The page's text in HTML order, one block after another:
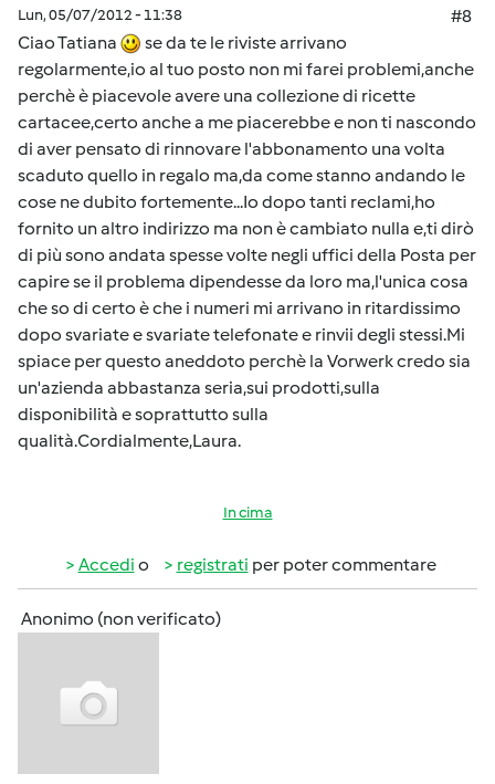
Lun, 05/07/2012 - 11:38
#8
Ciao Tatiana
se da te le riviste arrivano
regolarmente,io al tuo posto non mi farei problemi,anche
perchè è piacevole avere una collezione di ricette
cartacee,certo anche a me piacerebbe e non ti nascondo
di aver pensato di rinnovare l'abbonamento una volta
scaduto quello in regalo ma,da come stanno andando le
cose ne dubito fortemente...Io dopo tanti reclami,ho
fornito un altro indirizzo ma non è cambiato nulla e,ti dirò
di più sono andata spesse volte negli uffici della Posta per
capire se il problema dipendesse da loro ma,l'unica cosa
che so di certo è che i numeri mi arrivano in ritardissimo
dopo svariate e svariate telefonate e rinvii degli stessi.Mi
spiace per questo aneddoto perchè la Vorwerk credo sia
un'azienda abbastanza seria,sui prodotti,sulla
disponibilità e soprattutto sulla
qualità.Cordialmente,Laura.
In cima
Accedi o registrati per poter commentare
Anonimo (non verificato)